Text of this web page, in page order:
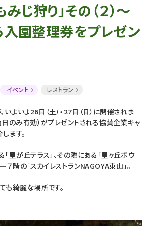
環境教育
サイトマップ
じ狩り」その（２）〜
園整理券をプレゼン
イベント レストラン
いよいよ26日（土）・27日（日）に開催されま
日のみ有効）がプレゼントされる協賛企業キャ
ます。
「星が丘テラス」、その隣にある「星ヶ丘ボウ
７階の「スカイレストランNAGOYA東山」。
も綺麗な場所です。